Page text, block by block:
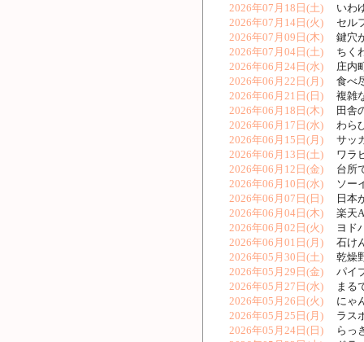
2026年07月18日(土)いわゆ
2026年07月14日(火)セルフ
2026年07月09日(木)鍵穴が
2026年07月04日(土)ちく
2026年06月24日(水)庄内町
2026年06月22日(月)食べ尽
2026年06月21日(日)複雑な
2026年06月18日(木)田舎
2026年06月17日(水)わらび
2026年06月15日(月)サッカ
2026年06月13日(土)ワラビ
2026年06月12日(金)台所で
2026年06月10日(水)ソーイ
2026年06月07日(日)日本が
2026年06月04日(木)楽天AI
2026年06月02日(火)ヨドバ
2026年06月01日(月)石けん
2026年05月30日(土)乾燥
2026年05月29日(金)パイプ
2026年05月27日(水)まるで
2026年05月26日(火)にゃん
2026年05月25日(月)ラスボ
2026年05月24日(日)らっき